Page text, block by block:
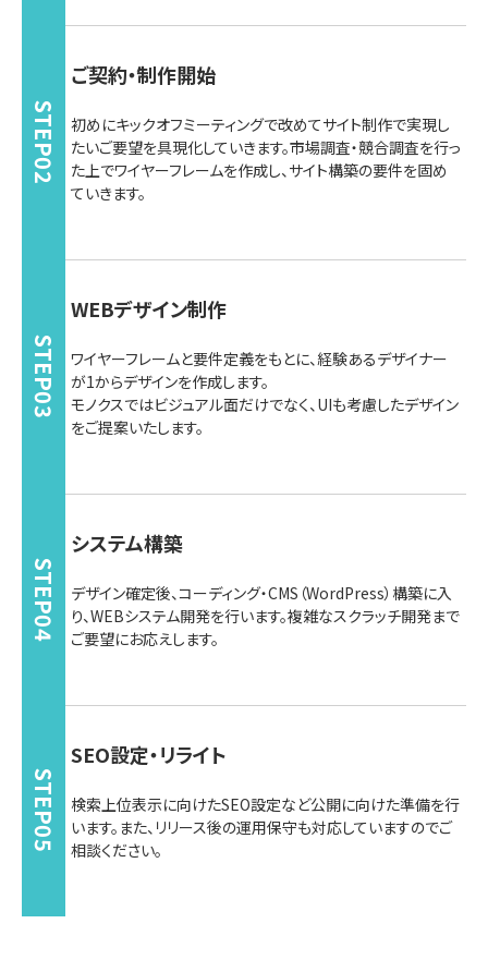
STEP02
ご契約・制作開始
初めにキックオフミーティングで改めてサイト制作で実現し
たいご要望を具現化していきます。市場調査・競合調査を行っ
た上でワイヤーフレームを作成し、サイト構築の要件を固め
ていきます。
STEP03
WEBデザイン制作
ワイヤーフレームと要件定義をもとに、経験あるデザイナー
が1からデザインを作成します。
モノクスではビジュアル面だけでなく、UIも考慮したデザイン
をご提案いたします。
STEP04
システム構築
デザイン確定後、コーディング・CMS（WordPress）構築に入
り、WEBシステム開発を行います。複雑なスクラッチ開発まで
ご要望にお応えします。
STEP05
SEO設定・リライト
検索上位表示に向けたSEO設定など公開に向けた準備を行
います。また、リリース後の運用保守も対応していますのでご
相談ください。